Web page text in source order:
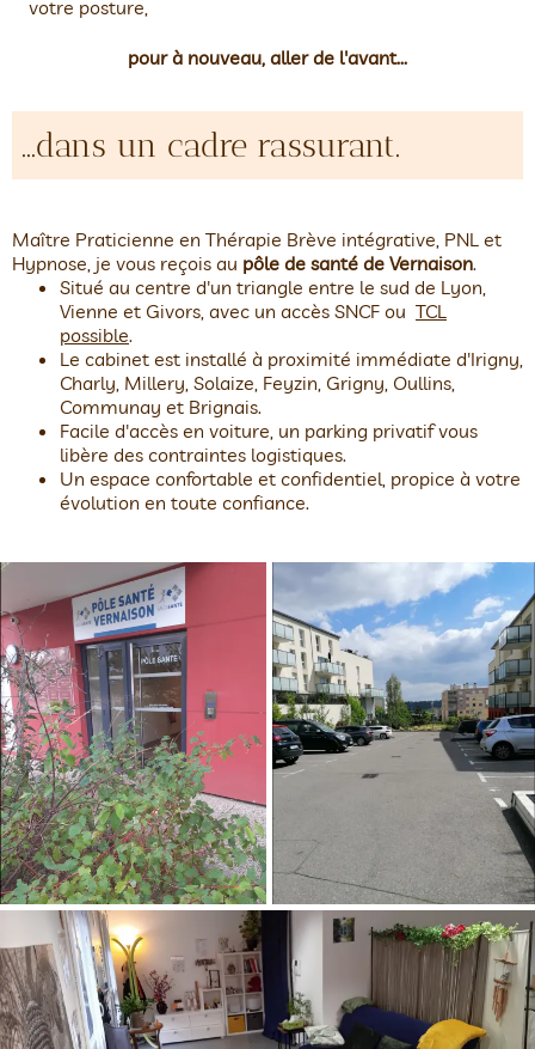
votre posture,
pour à nouveau, aller de l'avant...
...dans un cadre rassurant.
Maître Praticienne en Thérapie Brève intégrative, PNL et
Hypnose, je vous reçois au pôle de santé de Vernaison.
Situé au centre d'un triangle entre le sud de Lyon,
Vienne et Givors, avec un accès SNCF ou TCL
possible.
Le cabinet est installé à proximité immédiate d'Irigny,
Charly, Millery, Solaize, Feyzin, Grigny, Oullins,
Communay et Brignais.
Facile d'accès en voiture, un parking privatif vous
libère des contraintes logistiques.
Un espace confortable et confidentiel, propice à votre
évolution en toute confiance.